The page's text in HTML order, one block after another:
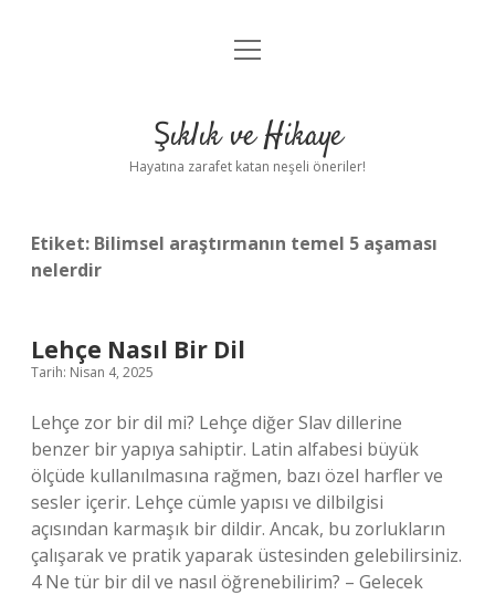
Anasayfa
Yasal Uyarı
menüyü
Şıklık ve Hikaye
Hayatına zarafet katan neşeli öneriler!
Etiket: Bilimsel araştırmanın temel 5 aşaması
nelerdir
Lehçe Nasıl Bir Dil
Tarih: Nisan 4, 2025
Lehçe zor bir dil mi? Lehçe diğer Slav dillerine
benzer bir yapıya sahiptir. Latin alfabesi büyük
ölçüde kullanılmasına rağmen, bazı özel harfler ve
sesler içerir. Lehçe cümle yapısı ve dilbilgisi
açısından karmaşık bir dildir. Ancak, bu zorlukların
çalışarak ve pratik yaparak üstesinden gelebilirsiniz.
4 Ne tür bir dil ve nasıl öğrenebilirim? – Gelecek